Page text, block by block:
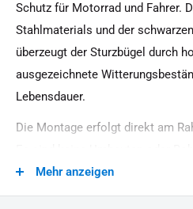
Schutz für Motorrad und Fahrer.
Stahlmaterials und der
überzeugt der Sturzbügel durch
ausgezeichnete
Lebensdauer.
Die Montage erfolgt direkt am
die präzise Passform ist ein
gewährleistet.
Mehr anzeigen